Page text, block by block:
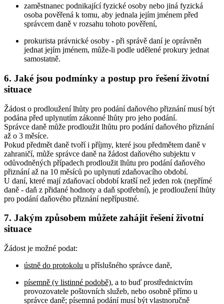
zaměstnanec podnikající fyzické osoby nebo jiná fyzická
osoba pověřená k tomu, aby jednala jejím jménem před
správcem daně v rozsahu tohoto pověření,
prokurista právnické osoby - při správě daní je oprávněn
jednat jejím jménem, může-li podle udělené prokury jednat
samostatně.
6. Jaké jsou podmínky a postup pro řešení životní
situace
Žádost o prodloužení lhůty pro podání daňového přiznání musí být
podána před uplynutím zákonné lhůty pro jeho podání.
Správce daně může prodloužit lhůtu pro podání daňového přiznání
až o 3 měsíce.
Pokud předmět daně tvoří i příjmy, které jsou předmětem daně v
zahraničí, může správce daně na žádost daňového subjektu v
odůvodněných případech prodloužit lhůtu pro podání daňového
přiznání až na 10 měsíců po uplynutí zdaňovacího období.
U daní, které mají zdaňovací období kratší než jeden rok (nepřímé
daně - daň z přidané hodnoty a daň spotřební), je prodloužení lhůty
pro podání daňového přiznání nepřípustné.
7. Jakým způsobem můžete zahájit řešení životní
situace
Žádost je možné podat:
ústně do protokolu u příslušného správce daně,
písemně (v listinné podobě), a to buď prostřednictvím
provozovatele poštovních služeb, nebo osobně přímo u
správce daně; písemná podání musí být vlastnoručně